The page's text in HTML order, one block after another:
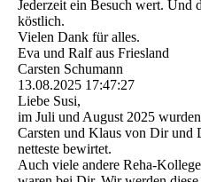
Jederzeit ein Besuch wert. Und
köstlich.
Vielen Dank für alles.
Eva und Ralf aus Friesland
Carsten Schumann
13.08.2025 17:47:27
Liebe Susi,
im Juli und August 2025
Carsten und Klaus von Dir und
netteste bewirtet.
Auch viele andere Reha-